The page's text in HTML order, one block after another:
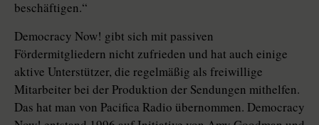
beschäftigen.“
Democracy Now! gibt sich mit passiven
Fördermitgliedern nicht zufrieden und hat auch einige
aktive Unterstützer, die regelmäßig als freiwillige
Mitarbeiter bei der Produktion der Sendungen mithelfen.
Das hat man von Pacifica Radio übernommen. Democracy